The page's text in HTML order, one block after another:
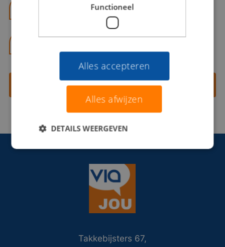
benno@viajou.nl
Contact opnemen
Takkebijsters 67,
Functioneel
Alles accepteren
Alles afwijzen
DETAILS WEERGEVEN